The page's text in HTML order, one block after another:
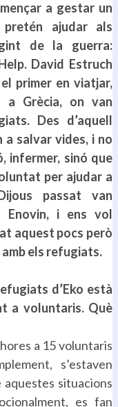
a gestar un
ajudar als
de la guerra:
David Estruch
primer en viatjar,
a Grècia, on van
Des d’aquell
a salvar vides, i no
infermer, sinó que
per ajudar a
passat van
Enovin, i ens vol
aquest pocs però
els refugiats.
d’Eko està
a voluntaris. Què
a 15 voluntaris
s’estaven
situacions
es fan